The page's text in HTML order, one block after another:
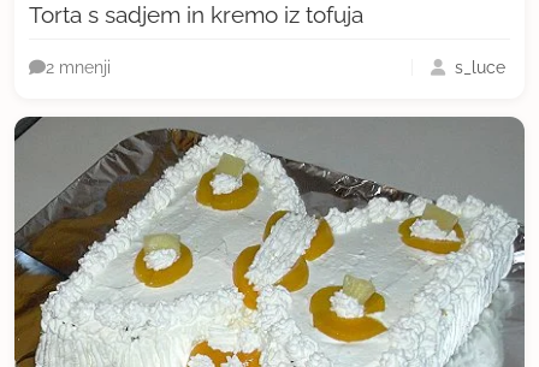
Torta s sadjem in kremo iz tofuja
2 mnenji s_luce